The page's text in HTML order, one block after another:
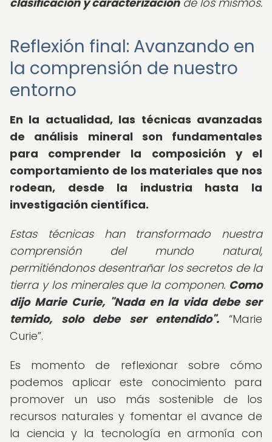
Reflexión final: Avanzando en
la comprensión de nuestro
entorno
En la actualidad, las técnicas avanzadas
de análisis mineral son fundamentales
para comprender la composición y el
comportamiento de los materiales que nos
rodean, desde la industria hasta la
investigación científica.
Estas técnicas han transformado nuestra
comprensión del mundo natural,
permitiéndonos desentrañar los secretos de la
tierra y los minerales que la componen. Como
dijo Marie Curie, "Nada en la vida debe ser
temido, solo debe ser entendido".
Marie
Curie .
Es momento de reflexionar sobre cómo
podemos aplicar este conocimiento para
promover un uso más sostenible de los
recursos naturales y fomentar el avance de
la ciencia y la tecnología en armonía con